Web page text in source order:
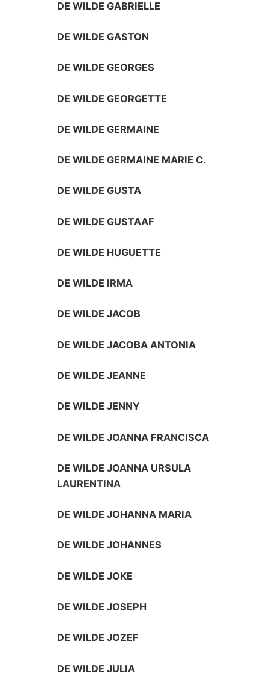
DE WILDE GABRIELLE
DE WILDE GASTON
DE WILDE GEORGES
DE WILDE GEORGETTE
DE WILDE GERMAINE
DE WILDE GERMAINE MARIE C.
DE WILDE GUSTA
DE WILDE GUSTAAF
DE WILDE HUGUETTE
DE WILDE IRMA
DE WILDE JACOB
DE WILDE JACOBA ANTONIA
DE WILDE JEANNE
DE WILDE JENNY
DE WILDE JOANNA FRANCISCA
DE WILDE JOANNA URSULA
LAURENTINA
DE WILDE JOHANNA MARIA
DE WILDE JOHANNES
DE WILDE JOKE
DE WILDE JOSEPH
DE WILDE JOZEF
DE WILDE JULIA